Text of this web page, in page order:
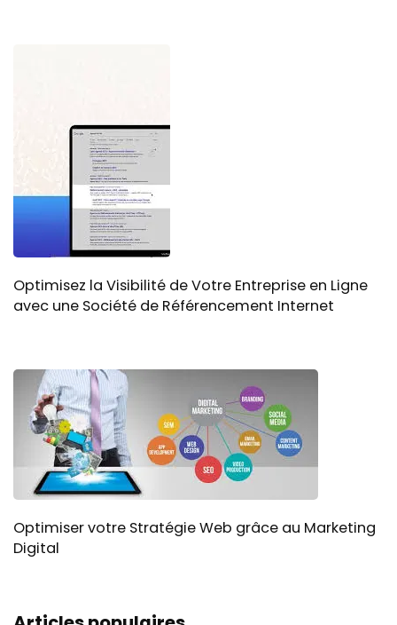
Optimisez la Visibilité de Votre Entreprise en Ligne
avec une Société de Référencement Internet
Optimiser votre Stratégie Web grâce au Marketing
Digital